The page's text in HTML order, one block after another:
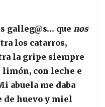
galleg@s… que nos
los catarros,
la gripe siempre
limón, con leche e
abuela me daba
de huevo y miel